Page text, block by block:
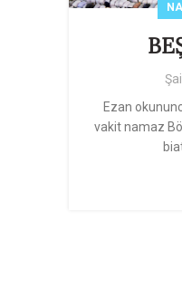
Ezan
vakit namaz